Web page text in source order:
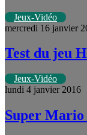
Jeux-Vidéo
mercredi 16 janvier
Test du jeu
Jeux-Vidéo
lundi 4 janvier 2016
Super Mario